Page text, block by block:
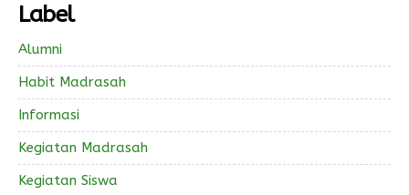
Label
Alumni
Habit Madrasah
Informasi
Kegiatan Madrasah
Kegiatan Siswa